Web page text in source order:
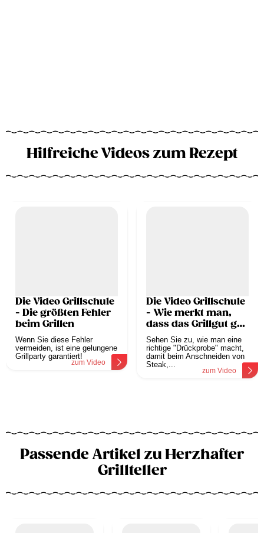
Hilfreiche Videos zum Rezept
Die Video Grillschule
- Die größten Fehler
beim Grillen
Wenn Sie diese Fehler
vermeiden, ist eine gelungene
Grillparty garantiert!
zum Video
Die Video Grillschule
- Wie merkt man,
dass das Grillgut gar
ist?
Sehen Sie zu, wie man eine
richtige "Drückprobe" macht,
damit beim Anschneiden von
Steak,...
zum Video
Passende Artikel zu Herzhafter
Grillteller